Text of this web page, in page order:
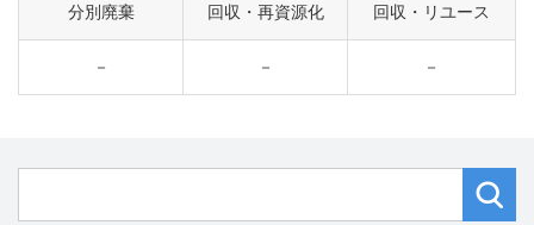
分別廃棄 回収・再資源化 回収・リユース
－ － －